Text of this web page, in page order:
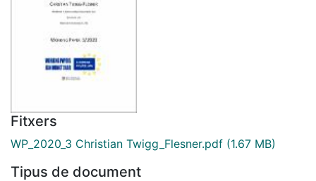
Fitxers
WP_2020_3 Christian Twigg_Flesner.pdf (1.67 MB)
Tipus de document